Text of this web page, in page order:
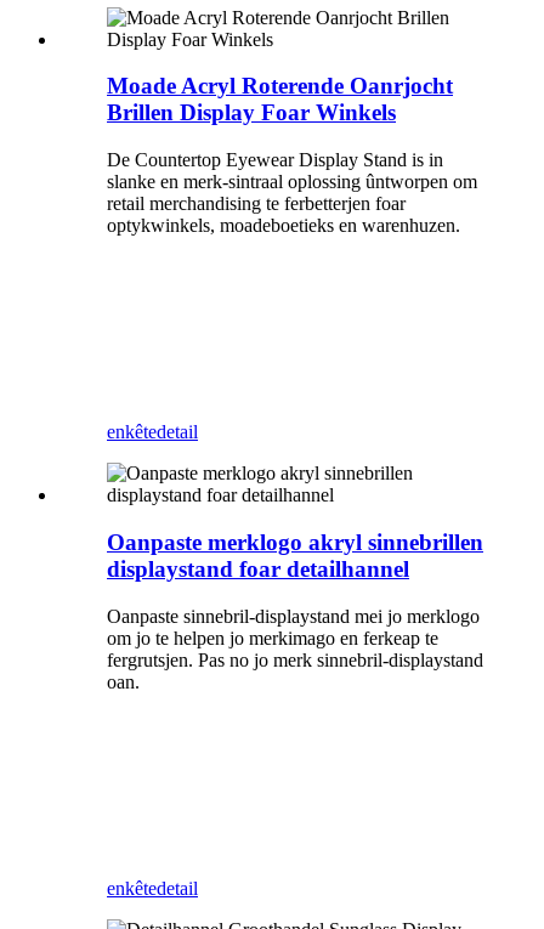
Moade Acryl Roterende Oanrjocht
Brillen Display Foar Winkels
De Countertop Eyewear Display Stand is in
slanke en merk-sintraal oplossing ûntworpen om
retail merchandising te ferbetterjen foar
optykwinkels, moadeboetieks en warenhuzen.
enkêtedetail
Oanpaste merklogo akryl sinnebrillen
displaystand foar detailhannel
Oanpaste sinnebril-displaystand mei jo merklogo
om jo te helpen jo merkimago en ferkeap te
fergrutsjen. Pas no jo merk sinnebril-displaystand
oan.
enkêtedetail